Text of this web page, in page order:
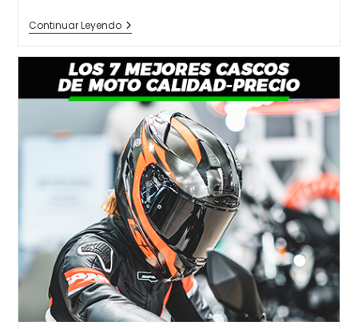
Continuar LeyendoLos
5
Cascos
Integrales
Calidad-
Precio